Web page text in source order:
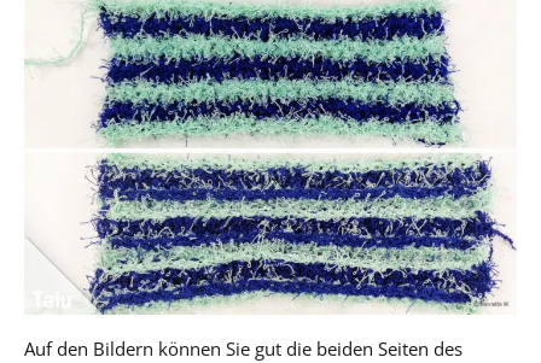
Auf den Bildern können Sie gut die beiden Seiten des